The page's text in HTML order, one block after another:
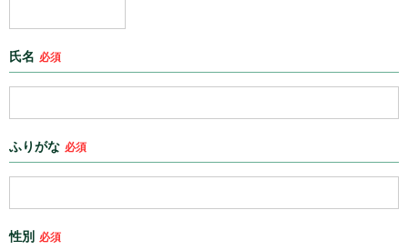
氏名 必須
ふりがな 必須
性別 必須